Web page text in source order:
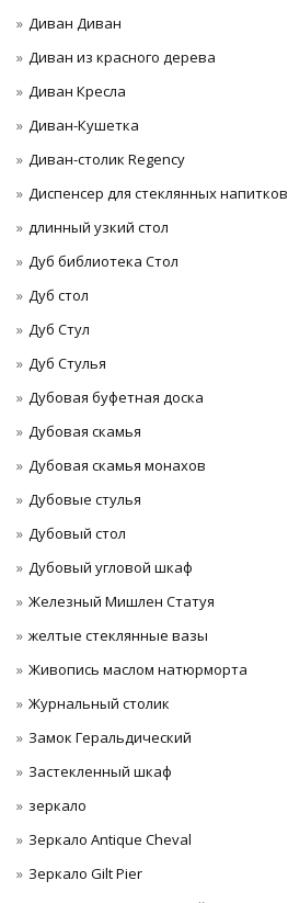
Диван Диван
Диван из красного дерева
Диван Кресла
Диван-Кушетка
Диван-столик Regency
Диспенсер для стеклянных напитков
длинный узкий стол
Дуб библиотека Стол
Дуб стол
Дуб Стул
Дуб Стулья
Дубовая буфетная доска
Дубовая скамья
Дубовая скамья монахов
Дубовые стулья
Дубовый стол
Дубовый угловой шкаф
Железный Мишлен Статуя
желтые стеклянные вазы
Живопись маслом натюрморта
Журнальный столик
Замок Геральдический
Застекленный шкаф
зеркало
Зеркало Antique Cheval
Зеркало Gilt Pier